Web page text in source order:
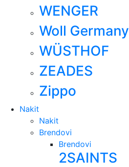
WENGER
Woll Germany
WÜSTHOF
ZEADES
Zippo
Nakit
Nakit
Brendovi
Brendovi
2SAINTS